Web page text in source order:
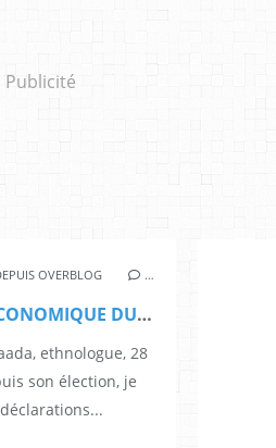
Publicité
OVERBLOG …
LA THEOLOGIE ECONOMIQUE DU PAPE FRANÇOIS
ethnologue, 28
son élection, je